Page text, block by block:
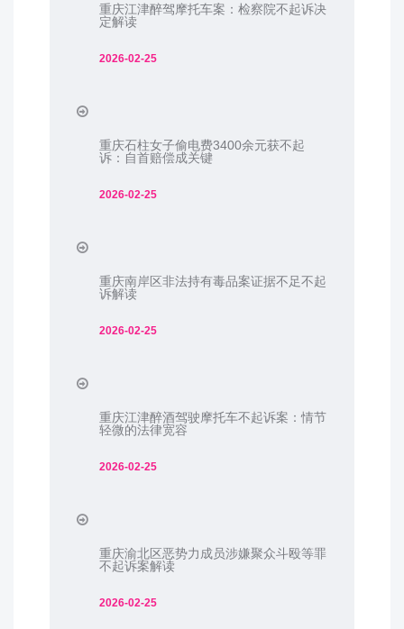
重庆江津醉驾摩托车案：检察院不起诉决
定解读
2026-02-25
重庆石柱女子偷电费3400余元获不起
诉：自首赔偿成关键
2026-02-25
重庆南岸区非法持有毒品案证据不足不起
诉解读
2026-02-25
重庆江津醉酒驾驶摩托车不起诉案：情节
轻微的法律宽容
2026-02-25
重庆渝北区恶势力成员涉嫌聚众斗殴等罪
不起诉案解读
2026-02-25